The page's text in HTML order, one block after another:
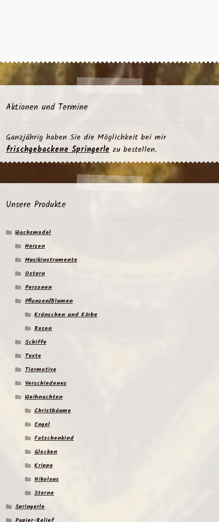
Aktionen und Termine
Ganzjährig haben Sie die Möglichkeit bei mir
frischgebackene Springerlezu bestellen.
Unsere Produkte
Wachsmodel
Herzen
Musikinstrumente
Ostern
Personen
Pflanzen/Blumen
Kränzchen und Körbe
Rosen
Schiffe
Texte
Tiermotive
Verschiedenes
Weihnachten
Christbäume
Engel
Fatschenkind
Glocken
Krippe
Nikolaus
Sterne
Springerle